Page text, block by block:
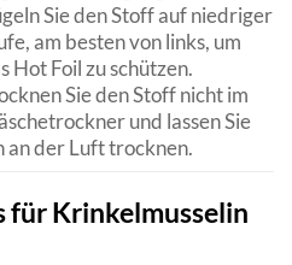
Sie den Stoff auf niedriger
am besten von links, um
Hot Foil zu schützen.
Sie den Stoff nicht im
und lassen Sie
an der Luft trocknen.
Krinkelmusselin